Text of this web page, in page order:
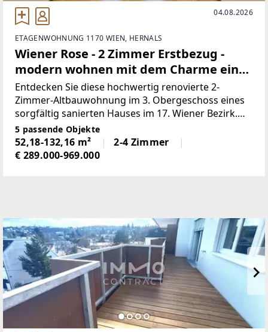
04.08.2026
ETAGENWOHNUNG 1170 WIEN, HERNALS
Wiener Rose - 2 Zimmer Erstbezug -
modern wohnen mit dem Charme einer
Altbauwohnung
Entdecken Sie diese hochwertig renovierte 2-
Zimmer-Altbauwohnung im 3. Obergeschoss eines
sorgfältig sanierten Hauses im 17. Wiener Bezirk.
Mit einer Wohnfläche von ca. 52,18 m² bietet die
Immobilie eine kompakte, aber funktionale
Raumaufteilung, ideal
5 passende Objekte
52,18-132,16 m²
2-4 Zimmer
€ 289.000-969.000